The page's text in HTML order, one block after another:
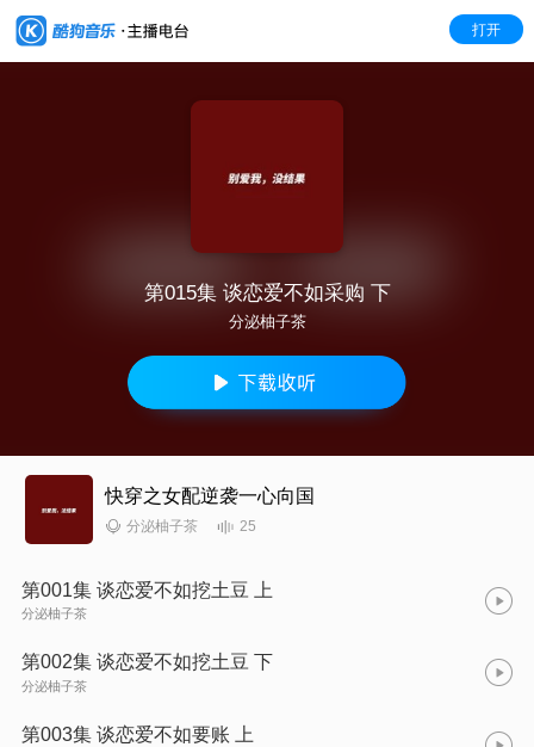
打开
第015集 谈恋爱不如采购 下
分泌柚子茶
快穿之女配逆袭一心向国
分泌柚子茶 25
第001集 谈恋爱不如挖土豆 上
分泌柚子茶
第002集 谈恋爱不如挖土豆 下
分泌柚子茶
第003集 谈恋爱不如要账 上